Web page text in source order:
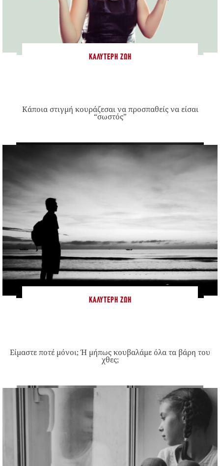
ΚΑΛΎΤΕΡΗ ΖΩΉ
Κάποια στιγμή κουράζεσαι να προσπαθείς να είσαι
“σωστός”
ΚΑΛΎΤΕΡΗ ΖΩΉ
Είμαστε ποτέ μόνοι; Ή μήπως κουβαλάμε όλα τα βάρη του
χθες;